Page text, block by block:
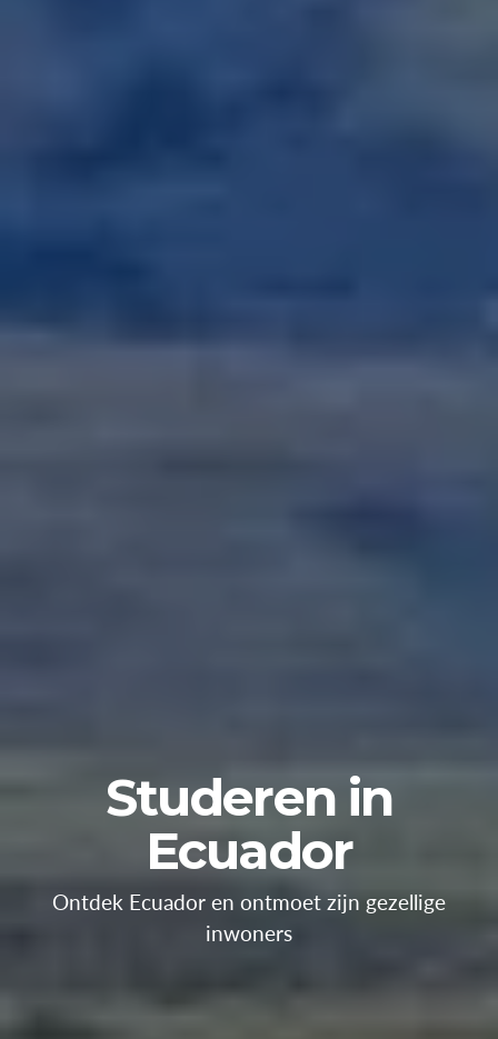
Studeren in
Ecuador
Ontdek Ecuador en ontmoet zijn gezellige
inwoners